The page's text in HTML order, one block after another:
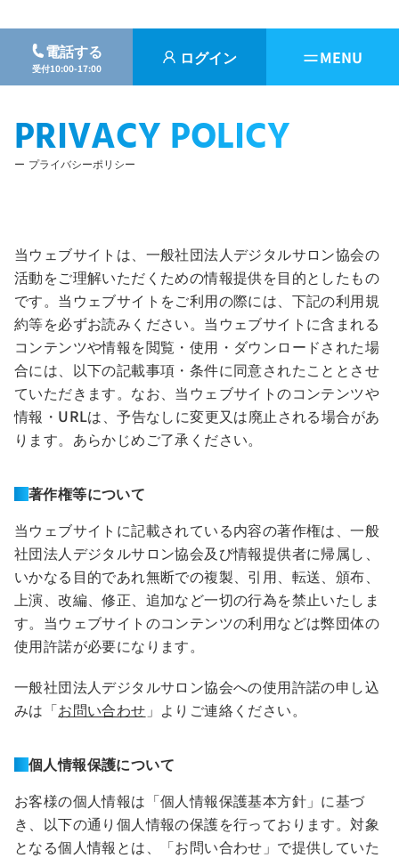
電話する
受付10:00-17:00 ログイン MENU
PRIVACY POLICY
プライバシーポリシー
当ウェブサイトは、一般社団法人デジタルサロン協会の
活動をご理解いただくための情報提供を目的としたもの
です。当ウェブサイトをご利用の際には、下記の利用規
約等を必ずお読みください。当ウェブサイトに含まれる
コンテンツや情報を閲覧・使用・ダウンロードされた場
合には、以下の記載事項・条件に同意されたこととさせ
ていただきます。なお、当ウェブサイトのコンテンツや
情報・URLは、予告なしに変更又は廃止される場合があ
ります。あらかじめご了承ください。
著作権等について
当ウェブサイトに記載されている内容の著作権は、一般
社団法人デジタルサロン協会及び情報提供者に帰属し、
いかなる目的であれ無断での複製、引用、転送、頒布、
上演、改編、修正、追加など一切の行為を禁止いたしま
す。当ウェブサイトのコンテンツの利用などは弊団体の
使用許諾が必要になります。
一般社団法人デジタルサロン協会への使用許諾の申し込
みは「お問い合わせ 」よりご連絡ください。
個人情報保護について
お客様の個人情報は「個人情報保護基本方針」に基づ
き、以下の通り個人情報の保護を行っております。対象
となる個人情報とは、「お問い合わせ」で提供していた